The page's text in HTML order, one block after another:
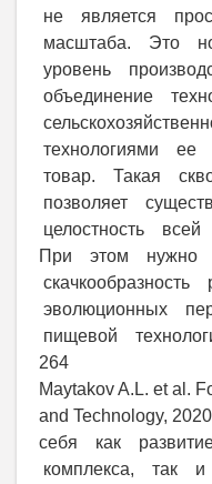
не является
масштаба. Это
уровень
объединение
технологиями ее
товар. Такая
позволяет
целостность
При этом нужно
эволюционных
пищевой
264
Maytakov A.L. et al.
and Technology,
себя как
комплекса, так